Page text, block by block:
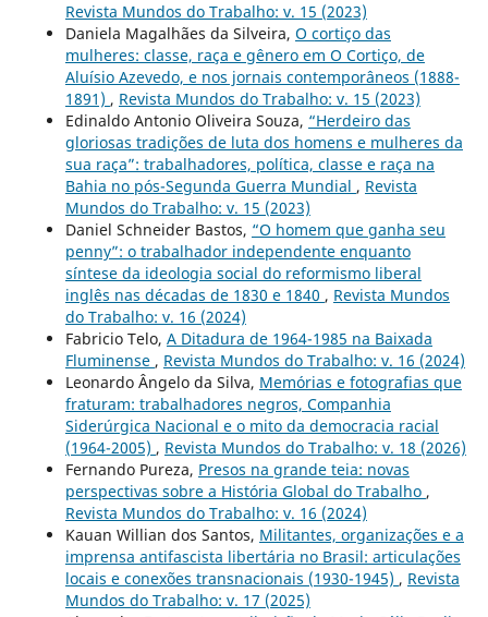
Revista Mundos do Trabalho: v. 15 (2023)
Daniela Magalhães da Silveira, O cortiço das
mulheres: classe, raça e gênero em O Cortiço, de
Aluísio Azevedo, e nos jornais contemporâneos (1888-
1891) , Revista Mundos do Trabalho: v. 15 (2023)
Edinaldo Antonio Oliveira Souza, “Herdeiro das
gloriosas tradições de luta dos homens e mulheres da
sua raça”: trabalhadores, política, classe e raça na
Bahia no pós-Segunda Guerra Mundial , Revista
Mundos do Trabalho: v. 15 (2023)
Daniel Schneider Bastos, “O homem que ganha seu
penny”: o trabalhador independente enquanto
síntese da ideologia social do reformismo liberal
inglês nas décadas de 1830 e 1840 , Revista Mundos
do Trabalho: v. 16 (2024)
Fabricio Telo, A Ditadura de 1964-1985 na Baixada
Fluminense , Revista Mundos do Trabalho: v. 16 (2024)
Leonardo Ângelo da Silva, Memórias e fotografias que
fraturam: trabalhadores negros, Companhia
Siderúrgica Nacional e o mito da democracia racial
(1964-2005) , Revista Mundos do Trabalho: v. 18 (2026)
Fernando Pureza, Presos na grande teia: novas
perspectivas sobre a História Global do Trabalho ,
Revista Mundos do Trabalho: v. 16 (2024)
Kauan Willian dos Santos, Militantes, organizações e a
imprensa antifascista libertária no Brasil: articulações
locais e conexões transnacionais (1930-1945) , Revista
Mundos do Trabalho: v. 17 (2025)